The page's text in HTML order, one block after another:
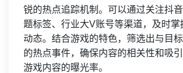
锐的热点追踪机制。可以通过关注抖
题标签、行业大V账号等渠道，及时掌
动态。结合游戏的特色，筛选出与目
的热点事件，确保内容的相关性和吸
游戏内容的曝光率。